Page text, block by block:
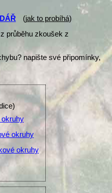
(jak to probíhá)
průběhu zkoušek z
napište své připomínky,
okruhy
okruhy
okruhy